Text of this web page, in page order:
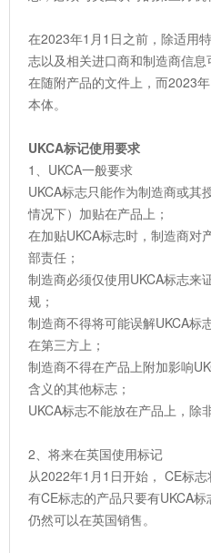
在2023年1月1日之前，除适用
志以及相关进口商和制造商信
在随附产品的文件上，而2023
本体。
UKCA标记使用要求
1、UKCA一般要求
UKCA标志只能作为制造商或其
情况下）加贴在产品上；
在加贴UKCA标志时，制造商对
部责任；
制造商必须仅使用UKCA标志来
规；
制造商不得将可能误解UKCA标
在第三方上；
制造商不得在产品上附加影响
含义的其他标志；
UKCA标志不能放在产品上，除
2、将来在英国使用标记
从2022年1月1日开始， CE标
有CE标志的产品只要有UKCA
仍然可以在英国销售。